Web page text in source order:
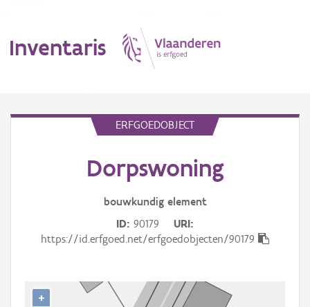
Inventaris
Gebeurtenis
ERFGOEDOBJECT
Dorpswoning
bouwkundig element
ID 90179
URI
https://id.erfgoed.net/erfgoedobjecten/90179
+